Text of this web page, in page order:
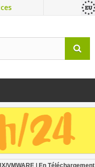
VMWARE | En Téléchargement